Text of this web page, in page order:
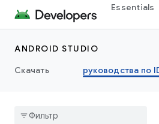
Essentials
ANDROID STUDIO
Скачать
руководства по